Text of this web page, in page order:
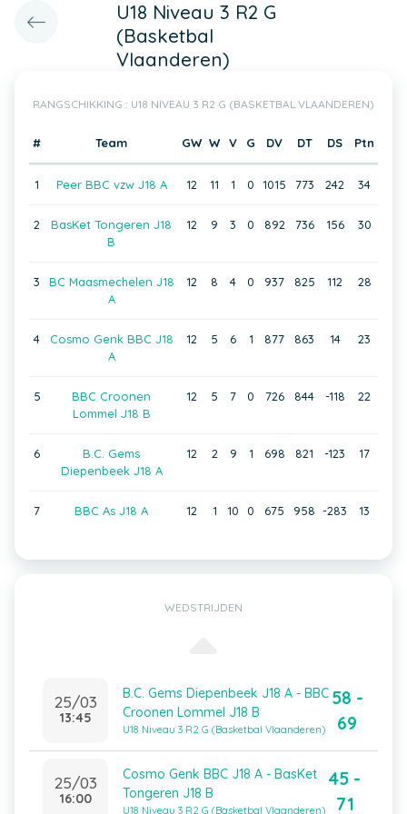
U18 Niveau 3 R2 G
(Basketbal
Vlaanderen)
RANGSCHIKKING : U18 NIVEAU 3 R2 G (BASKETBAL VLAANDEREN)
# Team GW W V G DV DT DS Ptn
1 Peer BBC vzw J18 A 12 11 1 0 1015 773 242 34
2
BasKet Tongeren J18
B
12 9 3 0 892 736 156 30
3
BC Maasmechelen J18
A
12 8 4 0 937 825 112 28
4
Cosmo Genk BBC J18
A
12 5 6 1 877 863 14 23
5
BBC Croonen
Lommel J18 B
12 5 7 0 726 844 -118 22
6
B.C. Gems
Diepenbeek J18 A
12 2 9 1 698 821 -123 17
7 BBC As J18 A 12 1 10 0 675 958 -283 13
WEDSTRIJDEN
25/03
13:45
B.C. Gems Diepenbeek J18 A - BBC
Croonen Lommel J18 B
U18 Niveau 3 R2 G (Basketbal Vlaanderen)
58 -
69
25/03
16:00
Cosmo Genk BBC J18 A - BasKet
Tongeren J18 B
U18 Niveau 3 R2 G (Basketbal Vlaanderen)
45 -
71